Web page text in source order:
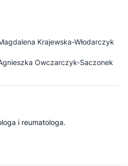
Krajewska-Włodarczyk
Owczarczyk-Saczonek
i reumatologa.